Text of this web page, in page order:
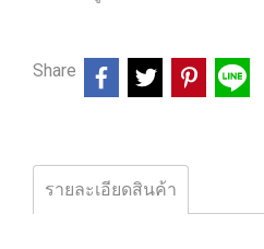
Share
รายละเอียดสินค้า